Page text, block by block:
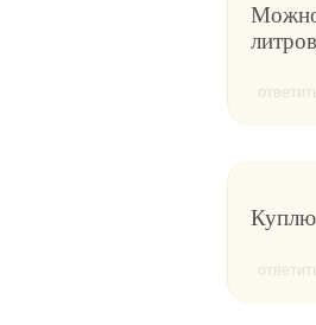
Можно
Куплю